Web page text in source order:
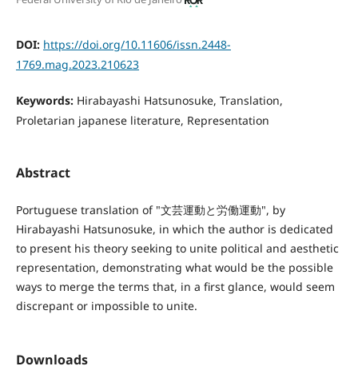
DOI: https://doi.org/10.11606/issn.2448-
1769.mag.2023.210623
Keywords: Hirabayashi Hatsunosuke, Translation,
Proletarian japanese literature, Representation
Abstract
Portuguese translation of "文芸運動と労働運動", by
Hirabayashi Hatsunosuke, in which the author is dedicated
to present his theory seeking to unite political and aesthetic
representation, demonstrating what would be the possible
ways to merge the terms that, in a first glance, would seem
discrepant or impossible to unite.
Downloads